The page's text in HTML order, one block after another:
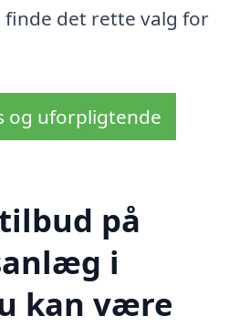
det rette valg for
og uforpligtende
på
i
kan være